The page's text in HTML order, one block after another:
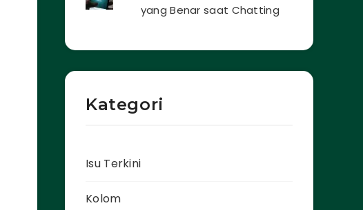
yang Benar saat Chatting
Kategori
Isu Terkini
Kolom